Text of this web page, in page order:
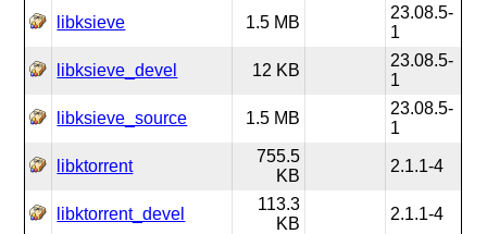
libksieve 1.5 MB
23.08.5-
1
libksieve_devel 12 KB
23.08.5-
1
libksieve_source 1.5 MB
23.08.5-
1
libktorrent
755.5
KB
2.1.1-4
libktorrent_devel
113.3
KB
2.1.1-4